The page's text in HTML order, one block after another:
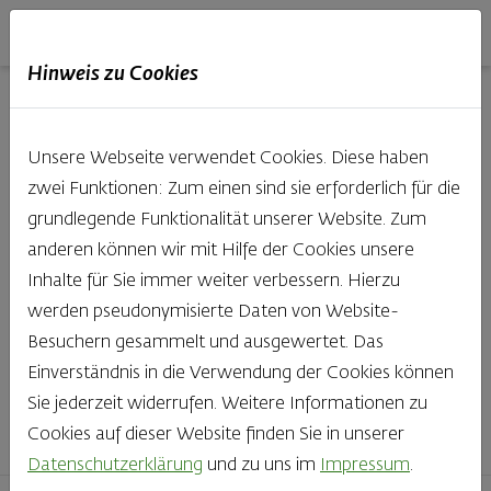
Backstube entdecken
Was gibt es Schöneres, als bei Brot & Gebäck die Qual
der Wahl zu haben? Noch dazu, wenn so großer Wert
auf den kleinen, feinen Unterschied gelegt wird, wie bei
Haubis. Beste Zutaten und Handwerk, das seinen
Namen auch verdient – das schmeckt man einfach!
Finden Sie Ihr Lieblingsprodukt
Hinweis zu Cookies
Unsere Webseite verwendet Cookies. Diese haben
zwei Funktionen: Zum einen sind sie erforderlich für die
grundlegende Funktionalität unserer Website. Zum
anderen können wir mit Hilfe der Cookies unsere
Inhalte für Sie immer weiter verbessern. Hierzu
werden pseudonymisierte Daten von Website-
Besuchern gesammelt und ausgewertet. Das
Einverständnis in die Verwendung der Cookies können
Sie jederzeit widerrufen. Weitere Informationen zu
Cookies auf dieser Website finden Sie in unserer
Datenschutzerklärung und zu uns im Impressum.